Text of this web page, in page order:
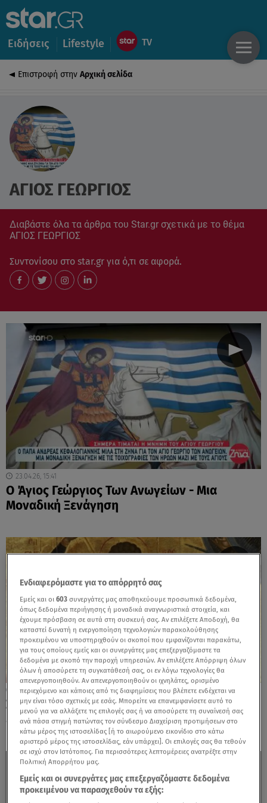
Ειδήσεις Lifestyle
Επιστροφή στην Αρχική σελίδα
ΑΓΙΟΣ ΓΕΩΡΓΙΟΣ
Διαβάστε όλα τα άρθρα του Star.gr σχετικά με το θέμα
ΑΓΙΟΣ ΓΕΩΡΓΙΟΣ
Συντονίσου στο star.gr για ό,τι σε αφορά.
23.04.26, 15:41
Ο Άγιος Γεώργιος Των Ανωγείων - Μια
Μοναδική Ξενάγηση
23.04.26, 09:03
Σήμερα είναι του Αγίου Γεωργίου – Γιατί
είναι κινητή γιορτή
Ενδιαφερόμαστε για το απόρρητό σας
Εμείς και οι603 συνεργάτες μας αποθηκεύουμε προσωπικά δεδομένα,
όπως δεδομένα περιήγησης ή μοναδικά αναγνωριστικά στοιχεία, και
έχουμε πρόσβαση σε αυτά στη συσκευή σας. Αν επιλέξετε Αποδοχή, θα
καταστεί δυνατή η ενεργοποίηση τεχνολογιών παρακολούθησης
προκειμένου να υποστηριχθούν οι σκοποί που εμφανίζονται παρακάτω,
για τους οποίους εμείς και οι συνεργάτες μας επεξεργαζόμαστε τα
δεδομένα με σκοπό την παροχή υπηρεσιών. Αν επιλέξετε Απόρριψη όλων
όλων ή αποσύρετε τη συγκατάθεσή σας, οι εν λόγω τεχνολογίες θα
απενεργοποιηθούν. Αν απενεργοποιηθούν οι ιχνηλάτες, ορισμένο
περιεχόμενο και κάποιες από τις διαφημίσεις που βλέπετε ενδέχεται να
μην είναι τόσο σχετικές με εσάς. Μπορείτε να επανεμφανίσετε αυτό το
μενού για να αλλάξετε τις επιλογές σας ή να αποσύρετε τη συναίνεσή σας
ανά πάσα στιγμή πατώντας τον σύνδεσμο Διαχείριση προτιμήσεων στο
κάτω μέρος της ιστοσελίδας [ή το αιωρούμενο εικονίδιο στο κάτω
αριστερό μέρος της ιστοσελίδας, εάν υπάρχει]. Οι επιλογές σας θα τεθούν
σε ισχύ στον Ιστότοπος. Για περισσότερες λεπτομέρειες ανατρέξτε στην
Πολιτική Απορρήτου μας.
Εμείς και οι συνεργάτες μας επεξεργαζόμαστε δεδομένα
προκειμένου να παρασχεθούν τα εξής: